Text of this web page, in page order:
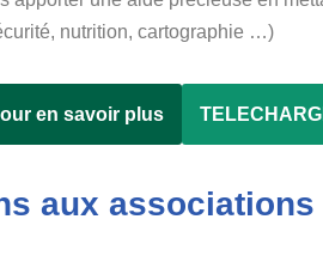
nutrition, cartographie …)
en savoir plus
aux associations